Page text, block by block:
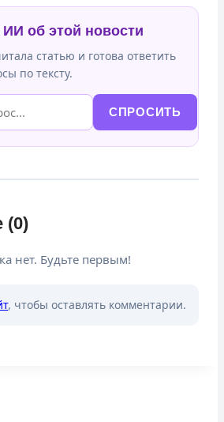
об этой новости
статью и готова ответить
по тексту.
СПРОСИТЬ
(0)
нет. Будьте первым!
, чтобы оставлять комментарии.